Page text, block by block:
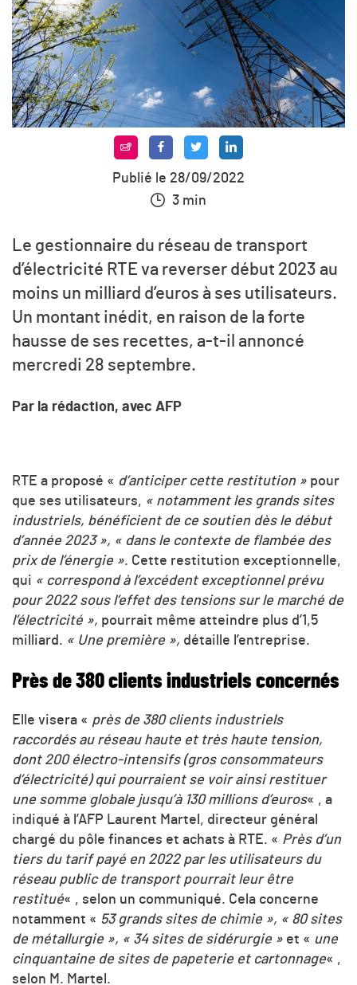
Publié le 28/09/2022
3 min
Le gestionnaire du réseau de transport
d’électricité RTE va reverser début 2023 au
moins un milliard d’euros à ses utilisateurs.
Un montant inédit, en raison de la forte
hausse de ses recettes, a-t-il annoncé
mercredi 28 septembre.
Par la rédaction, avec AFP
RTE a proposé « d’anticiper cette restitution » pour
que ses utilisateurs, « notamment les grands sites
industriels, bénéficient de ce soutien dès le début
d’année 2023 », « dans le contexte de flambée des
prix de l’énergie ». Cette restitution exceptionnelle,
qui « correspond à l’excédent exceptionnel prévu
pour 2022 sous l’effet des tensions sur le marché de
l’électricité », pourrait même atteindre plus d’1,5
milliard. « Une première », détaille l’entreprise.
Près de 380 clients industriels concernés
Elle visera « près de 380 clients industriels
raccordés au réseau haute et très haute tension,
dont 200 électro-intensifs (gros consommateurs
d’électricité) qui pourraient se voir ainsi restituer
une somme globale jusqu’à 130 millions d’euros« , a
indiqué à l’AFP Laurent Martel, directeur général
chargé du pôle finances et achats à RTE. « Près d’un
tiers du tarif payé en 2022 par les utilisateurs du
réseau public de transport pourrait leur être
restitué« , selon un communiqué. Cela concerne
notamment « 53 grands sites de chimie », « 80 sites
de métallurgie », « 34 sites de sidérurgie » et « une
cinquantaine de sites de papeterie et cartonnage« ,
selon M. Martel.